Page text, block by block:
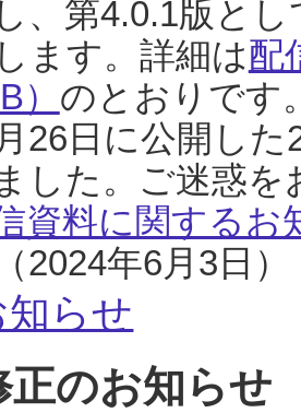
、第4.0.1版と
ます。詳細は配
のとおりです
26日に公開し
した。ご迷惑
資料に関するお
2024年6月3日）
らせ
正のお知らせ